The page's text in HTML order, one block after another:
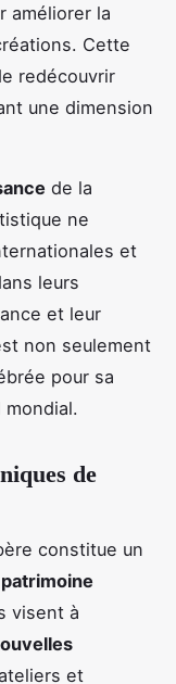
améliorer la
Cette
redécouvrir
une dimension
de la
ne
et
leurs
et leur
non seulement
pour sa
de
constitue un
patrimoine
visent à
et